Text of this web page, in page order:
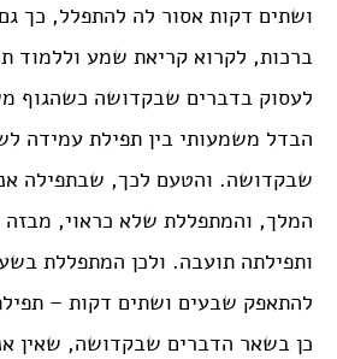
ושתים דקות אסור לה להתפלל, כך
ברכות, לקרוא קריאת שמע וללמוד
לעסוק בדברים שבקדושה כשהגוף
הבדל משמעותי בין תפילת עמידה
שבקדושה. והטעם לכך, שבתפילה
המלך, והמתפללת שלא כראוי,
ותפילתה תועבה. ולכן המתפללת
להתאפק שבעים ושתים דקות –
כן בשאר הדברים שבקדושה, שאין